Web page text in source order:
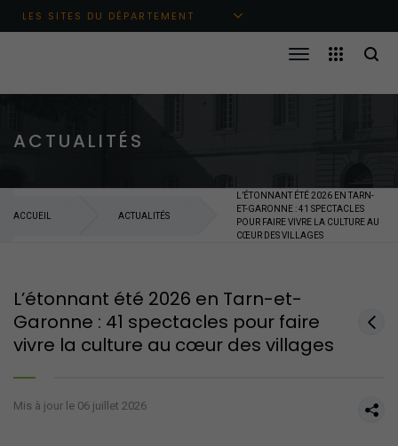
Aller au menu principal
Aller au contenu
Aller à la recherche
LES SITES DU DÉPARTEMENT
ACTUALITÉS
ACCUEIL ACTUALITÉS
L’ÉTONNANT ÉTÉ 2026 EN TARN-
ET-GARONNE : 41 SPECTACLES
POUR FAIRE VIVRE LA CULTURE AU
CŒUR DES VILLAGES
L’étonnant été 2026 en Tarn-et-
Garonne : 41 spectacles pour faire
vivre la culture au cœur des villages
Mis à jour le 06 juillet 2026